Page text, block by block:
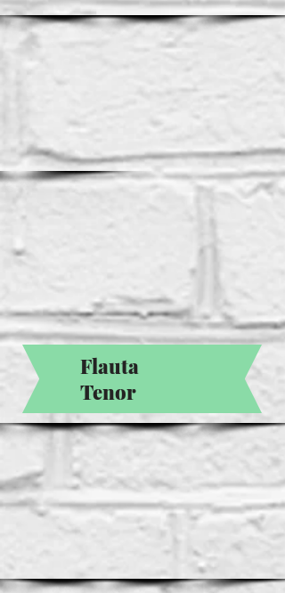
Flauta
Tenor